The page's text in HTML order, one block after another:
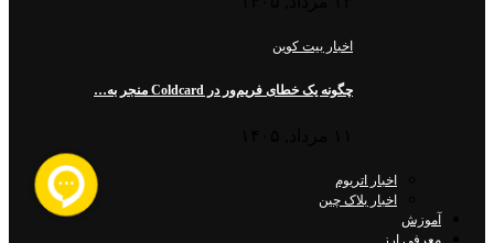
اخبار بیت کوین
چگونه یک خطای فریم‌ور در Coldcard منجر به…
اخبار اتریوم
اخبار بلاک چین
آموزش
معرفی ارز